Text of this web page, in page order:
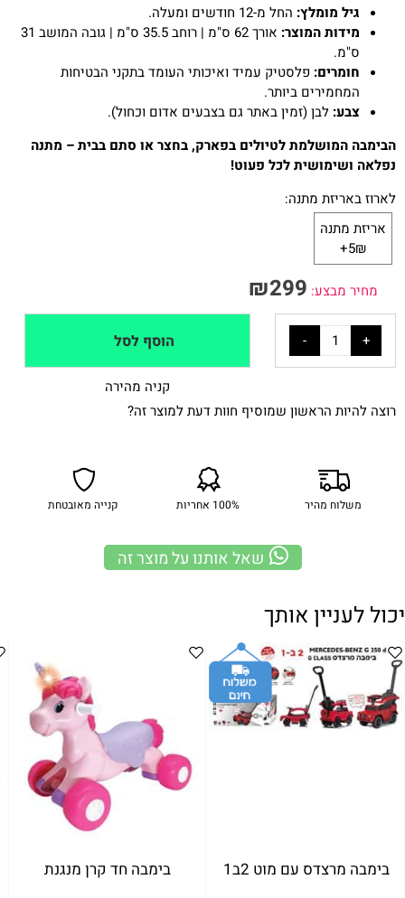
גיל מומלץ: החל מ-12 חודשים ומעלה.
מידות המוצר:
אורך 62 ס"מ | רוחב 35.5 ס"מ | גובה המושב 31
ס"מ.
חומרים: פלסטיק עמיד ואיכותי העומד בתקני הבטיחות
המחמירים ביותר.
צבע: לבן (זמין באתר גם בצבעים אדום וכחול).
הבימבה המושלמת לטיולים בפארק, בחצר או סתם בבית – מתנה
נפלאה ושימושית לכל פעוט!
לארוז באריזת מתנה:
אריזת מתנה
5₪+
מחיר מבצע: ₪299
הוסף לסל
קניה מהירה
רוצה להיות הראשון שמוסיף חוות דעת למוצר זה?
משלוח מהיר 100% אחריות קנייה מאובטחת
שאל אותנו על מוצר זה
יכול לעניין אותך
בימבה חד קרן מנגנת בימבה מרצדס עם מוט 2ב1